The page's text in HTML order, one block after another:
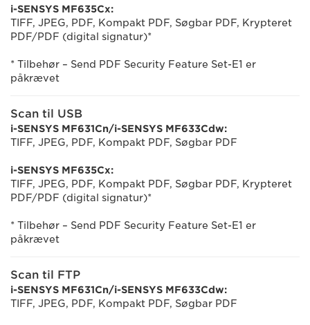
i-SENSYS MF635Cx:
TIFF, JPEG, PDF, Kompakt PDF, Søgbar PDF, Krypteret
PDF/PDF (digital signatur)*
* Tilbehør – Send PDF Security Feature Set-E1 er
påkrævet
Scan til USB
i-SENSYS MF631Cn/i-SENSYS MF633Cdw:
TIFF, JPEG, PDF, Kompakt PDF, Søgbar PDF
i-SENSYS MF635Cx:
TIFF, JPEG, PDF, Kompakt PDF, Søgbar PDF, Krypteret
PDF/PDF (digital signatur)*
* Tilbehør – Send PDF Security Feature Set-E1 er
påkrævet
Scan til FTP
i-SENSYS MF631Cn/i-SENSYS MF633Cdw:
TIFF, JPEG, PDF, Kompakt PDF, Søgbar PDF